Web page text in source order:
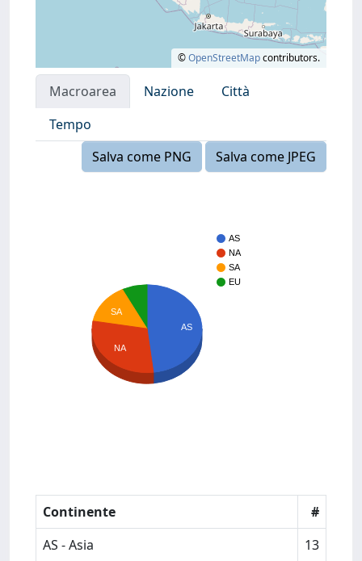
©OpenStreetMapcontributors.
Macroarea Nazione
Città
Tempo
Salva come PNG
Salva come JPEG
AS
NA
SA
EU
AS
SA
NA
Continente
#
AS - Asia
13